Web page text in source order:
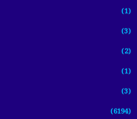
(1)
(3)
(2)
(1)
(3)
(6194)